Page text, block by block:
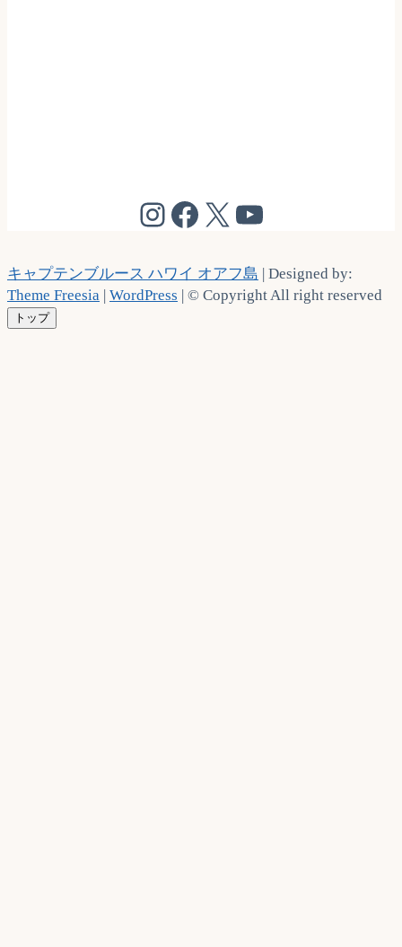
@cptbruce_hi
@cptbrucehi
@cptbruce_hi
キャプテンブルース ハワイ オアフ島 | Designed by:
Theme Freesia WordPress | © Copyright All right reserved
トップ